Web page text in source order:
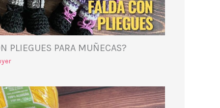
PLIEGUES PARA MUÑECAS?